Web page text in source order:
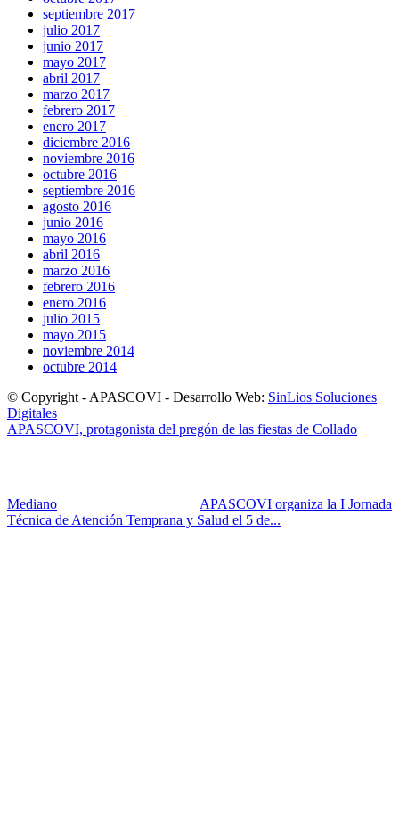
septiembre 2017
julio 2017
junio 2017
mayo 2017
abril 2017
marzo 2017
febrero 2017
enero 2017
diciembre 2016
noviembre 2016
octubre 2016
septiembre 2016
agosto 2016
junio 2016
mayo 2016
abril 2016
marzo 2016
febrero 2016
enero 2016
julio 2015
mayo 2015
noviembre 2014
octubre 2014
© Copyright - APASCOVI - Desarrollo Web: SinLios Soluciones
Digitales
APASCOVI, protagonista del pregón de las fiestas de Collado
Mediano
APASCOVI organiza la I Jornada
Técnica de Atención Temprana y Salud el 5 de...